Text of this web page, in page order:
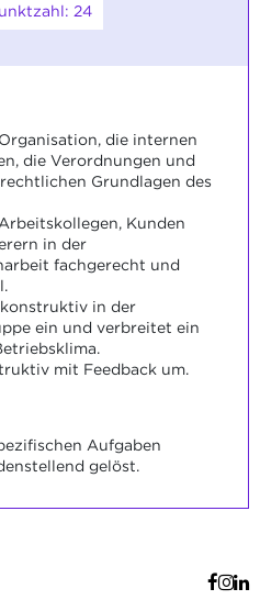
24
die internen
die Verordnungen und
Grundlagen des
Kunden
in der
fachgerecht und
in der
ein und verbreitet ein
mit Feedback um.
Aufgaben
gelöst.